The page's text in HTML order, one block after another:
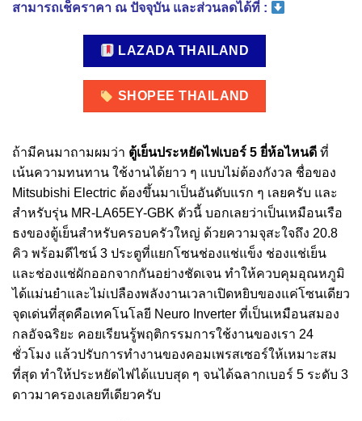
สามารถเช็คราคา ณ ปัจจุบัน และส่วนลดได้ที่ :
LAZADA THAILAND
SHOPEE THAILAND
ถ้ามีคนมาถามผมว่า ตู้เย็นประหยัดไฟเบอร์ 5 ยี่ห้อไหนดี ที่
เน้นความทนทาน ใช้งานได้ยาว ๆ แบบไม่ต้องกังวล ชื่อของ
Mitsubishi Electric ต้องขึ้นมาเป็นอันดับแรก ๆ เลยครับ และ
สำหรับรุ่น MR-LA65EY-GBK ตัวนี้ บอกเลยว่าเป็นเหมือนเรือ
ธงของตู้เย็นสำหรับครอบครัวใหญ่ ด้วยความจุสะใจถึง 20.8
คิว พร้อมดีไซน์ 3 ประตูที่แยกโซนช่องแช่แข็ง ช่องแช่เย็น
และช่องแช่ผักออกจากกันอย่างชัดเจน ทำให้ควบคุมอุณหภูมิ
ได้แม่นยำและไม่เปลืองพลังงานเวลาเปิดหยิบของแค่โซนเดียว
จุดเด่นที่สุดคือเทคโนโลยี Neuro Inverter ที่เป็นเหมือนสมอง
กลอัจฉริยะ คอยเรียนรู้พฤติกรรมการใช้งานของเรา 24
ชั่วโมง แล้วปรับการทำงานของคอมเพรสเซอร์ให้เหมาะสม
ที่สุด ทำให้ประหยัดไฟได้แบบสุด ๆ จนได้ฉลากเบอร์ 5 ระดับ 3
ดาวมาครองเลยทีเดียวครับ